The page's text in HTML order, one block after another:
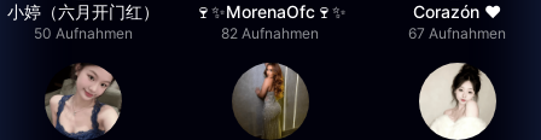
小婷（六月开门红）
50 Aufnahmen
🍷✨MorenaOfc🍷✨
82 Aufnahmen
Corazón ♥
67 Aufnahmen